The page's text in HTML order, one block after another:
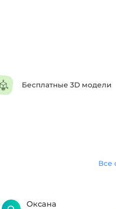
Бесплатные 3D модели
Все
Оксана